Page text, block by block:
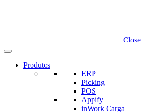
Close
Produtos
ERP
Picking
POS
Appify
inWork Carga